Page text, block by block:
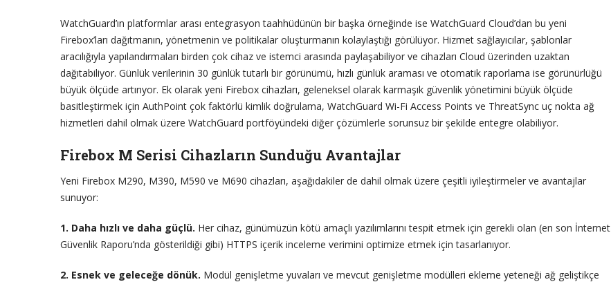
WatchGuard’ın platformlar arası entegrasyon taahhüdünün bir başka örneğinde ise WatchGuard Cloud’dan bu yeni
Firebox’ları dağıtmanın, yönetmenin ve politikalar oluşturmanın kolaylaştığı görülüyor. Hizmet sağlayıcılar, şablonlar
aracılığıyla yapılandırmaları birden çok cihaz ve istemci arasında paylaşabiliyor ve cihazları Cloud üzerinden uzaktan
dağıtabiliyor. Günlük verilerinin 30 günlük tutarlı bir görünümü, hızlı günlük araması ve otomatik raporlama ise görünürlüğü
büyük ölçüde artırıyor. Ek olarak yeni Firebox cihazları, geleneksel olarak karmaşık güvenlik yönetimini büyük ölçüde
basitleştirmek için AuthPoint çok faktörlü kimlik doğrulama, WatchGuard Wi-Fi Access Points ve ThreatSync uç nokta ağ
hizmetleri dahil olmak üzere WatchGuard portföyündeki diğer çözümlerle sorunsuz bir şekilde entegre olabiliyor.
Firebox M Serisi Cihazların Sunduğu Avantajlar
Yeni Firebox M290, M390, M590 ve M690 cihazları, aşağıdakiler de dahil olmak üzere çeşitli iyileştirmeler ve avantajlar
sunuyor:
1. Daha hızlı ve daha güçlü. Her cihaz, günümüzün kötü amaçlı yazılımlarını tespit etmek için gerekli olan (en son İnternet
Güvenlik Raporu’nda gösterildiği gibi) HTTPS içerik inceleme verimini optimize etmek için tasarlanıyor.
2. Esnek ve geleceğe dönük. Modül genişletme yuvaları ve mevcut genişletme modülleri ekleme yeteneği ağ geliştikçe